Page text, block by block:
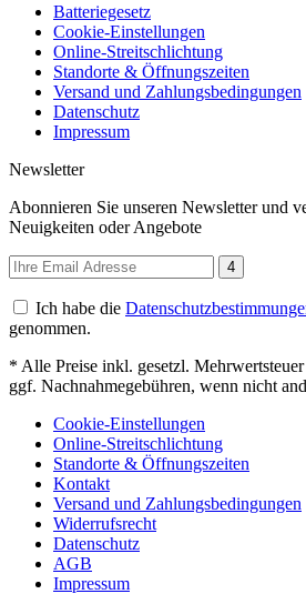
Batteriegesetz
Cookie-Einstellungen
Online-Streitschlichtung
Standorte & Öffnungszeiten
Versand und Zahlungsbedingungen
Datenschutz
Impressum
Newsletter
Abonnieren Sie unseren Newsletter und
Neuigkeiten oder Angebote
4
Ich habe die
genommen.
* Alle Preise inkl. gesetzl.
ggf. Nachnahmegebühren, wenn nicht
Cookie-Einstellungen
Online-Streitschlichtung
Standorte & Öffnungszeiten
Kontakt
Versand und Zahlungsbedingungen
Widerrufsrecht
Datenschutz
AGB
Impressum